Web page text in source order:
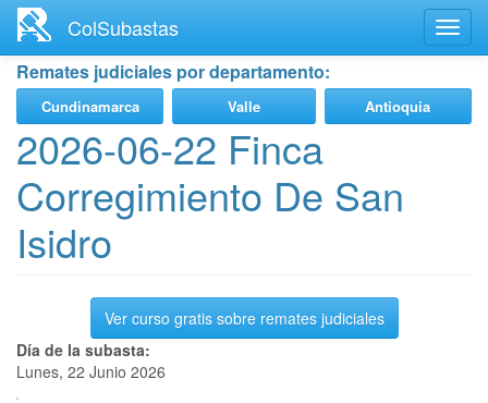
contenido
principal
ColSubastas
Remates judiciales por departamento:
Cundinamarca Valle Antioquia
2026-06-22 Finca
Corregimiento De San
Isidro
Ver curso gratis sobre remates judiciales
Día de la subasta:
Lunes, 22 Junio 2026